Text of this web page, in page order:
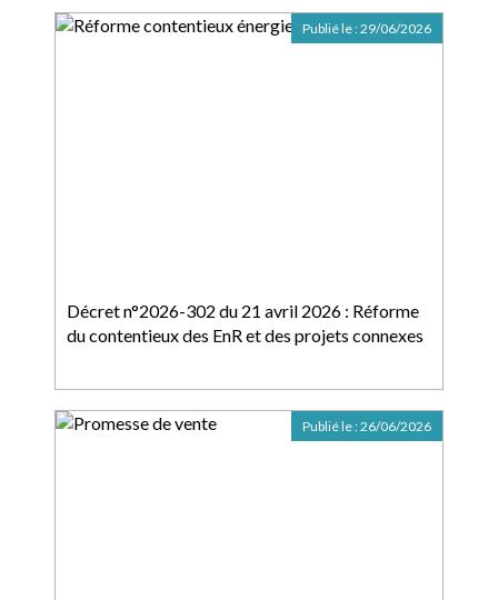
Décret n°2026-302 du 21 avril 2026 : Réforme
du contentieux des EnR et des projets connexes
Publié le :29/06/2026
Publié le :26/06/2026